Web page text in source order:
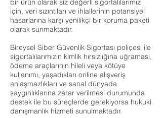
bir ürün olarak siz değerli sigortalılarımız
için, veri sızıntıları ve ihlallerinin potansiyel
hasarlarına karşı yenilikçi bir koruma paketi
olarak sunmaktadır.
Bireysel Siber Güvenlik Sigortası poliçesi ile
sigortalılarımızın kimlik hırsızlığına uğraması,
ödeme araçlarının hileli veya kötüye
kullanımı, yaşadıkları online alışveriş
anlaşmazlıkları ve sanal dünyada
saygınlıklarına zarar verilmesi durumunda
destek ile bu süreçlerde gerekiyorsa hukuki
danışmanlık hizmeti sunulmaktadır.